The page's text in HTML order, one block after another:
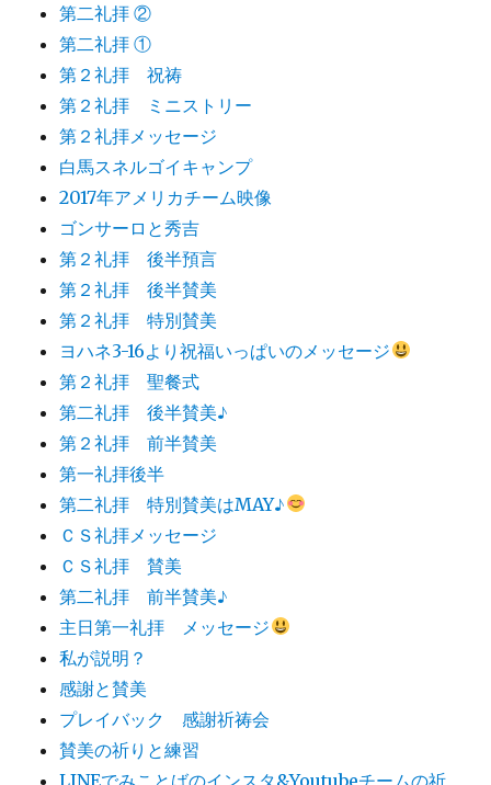
第二礼拝 ②
第二礼拝 ①
第２礼拝 祝祷
第２礼拝 ミニストリー
第２礼拝メッセージ
白馬スネルゴイキャンプ
2017年アメリカチーム映像
ゴンサーロと秀吉
第２礼拝 後半預言
第２礼拝 後半賛美
第２礼拝 特別賛美
ヨハネ3-16より祝福いっぱいのメッセージ
第２礼拝 聖餐式
第二礼拝 後半賛美♪
第２礼拝 前半賛美
第一礼拝後半
第二礼拝 特別賛美はMAY♪
ＣＳ礼拝メッセージ
ＣＳ礼拝 賛美
第二礼拝 前半賛美♪
主日第一礼拝 メッセージ
私が説明？
感謝と賛美
プレイバック 感謝祈祷会
賛美の祈りと練習
LINEでみことばのインスタ&Youtubeチームの祈